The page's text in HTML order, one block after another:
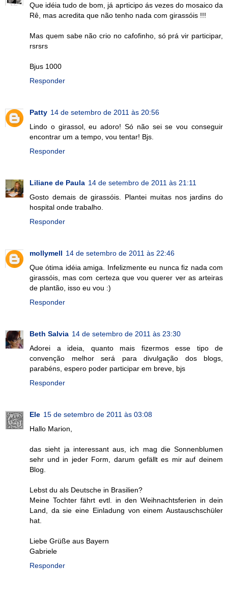
Que idéia tudo de bom, já aprticipo ás vezes do mosaico da
Rê, mas acredita que não tenho nada com girassóis !!!
Mas quem sabe não crio no cafofinho, só prá vir participar,
rsrsrs
Bjus 1000
Responder
Patty 14 de setembro de 2011 às 20:56
Lindo o girassol, eu adoro! Só não sei se vou conseguir
encontrar um a tempo, vou tentar! Bjs.
Responder
Liliane de Paula 14 de setembro de 2011 às 21:11
Gosto demais de girassóis. Plantei muitas nos jardins do
hospital onde trabalho.
Responder
mollymell 14 de setembro de 2011 às 22:46
Que ótima idéia amiga. Infelizmente eu nunca fiz nada com
girassóis, mas com certeza que vou querer ver as arteiras
de plantão, isso eu vou :)
Responder
Beth Salvia 14 de setembro de 2011 às 23:30
Adorei a ideia, quanto mais fizermos esse tipo de
convenção melhor será para divulgação dos blogs,
parabéns, espero poder participar em breve, bjs
Responder
Ele 15 de setembro de 2011 às 03:08
Hallo Marion,
das sieht ja interessant aus, ich mag die Sonnenblumen
sehr und in jeder Form, darum gefällt es mir auf deinem
Blog.
Lebst du als Deutsche in Brasilien?
Meine Tochter fährt evtl. in den Weihnachtsferien in dein
Land, da sie eine Einladung von einem Austauschschüler
hat.
Liebe Grüße aus Bayern
Gabriele
Responder